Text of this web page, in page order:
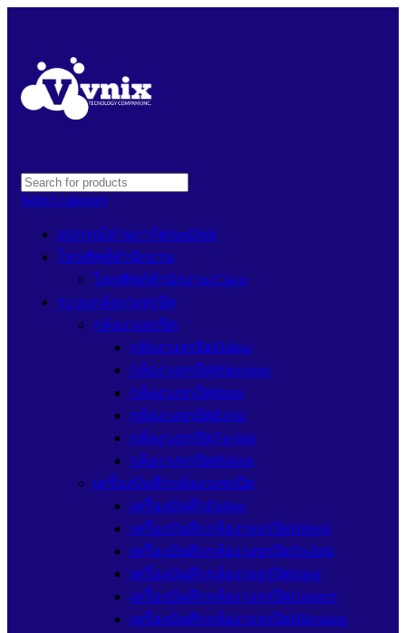
Select category
อุปกรณ์อ่านการ์ดSanDisk
โทรศัพท์สำนักงาน
โทรศัพท์สำนักงาน Cisco
ระบบกล้องวงจรปิด
กล้องวงจรปิด
กล้องวงจรปิดDahua
กล้องวงจรปิดHikvision
กล้องวงจรปิดImou
กล้องวงจรปิดEzviz
กล้องวงจรปิดTp-link
กล้องวงจรปิดHilook
เครื่องบันทึกกล้องวงจรปิด
เครื่องบันทึกDahua
เครื่องบันทึกกล้องวงจรปิดHilook
เครื่องบันทึกกล้องวงจรปิดTp-link
เครื่องบันทึกกล้องวงจรปิดImou
เครื่องบันทึกกล้องวงจรปิดUniarch
เครื่องบันทึกกล้องวงจรปิดHikvision